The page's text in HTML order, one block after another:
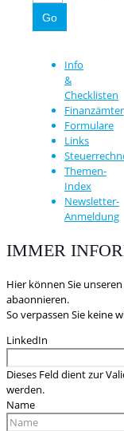
Info
&
Checklisten
Finanzämter
Formulare
Links
Themen-
Index
Newsletter-
Anmeldung
IMMER
Hier können Sie
abaonnieren.
So verpassen Sie keine
LinkedIn
Dieses Feld dient zur
werden.
Name